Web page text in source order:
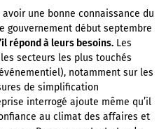
une bonne connaissance du
gouvernement début septembre
répond à leurs besoins. Les
secteurs les plus touchés
notamment sur les
de simplification
interrogé ajoute même qu’il
au climat des affaires et